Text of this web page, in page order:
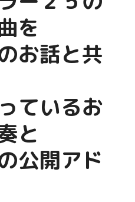
を
お話と共
ているお
と
公開アド